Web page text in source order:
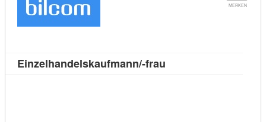
MERKEN
Einzelhandelskaufmann/-frau